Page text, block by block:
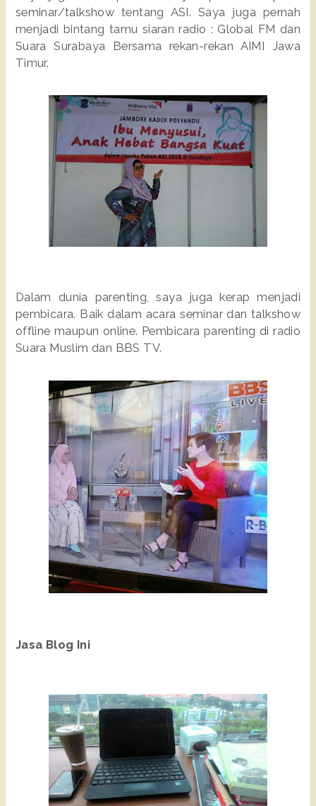
seminar/talkshow tentang ASI. Saya juga pernah
menjadi bintang tamu siaran radio : Global FM dan
Suara Surabaya Bersama rekan-rekan AIMI Jawa
Timur.
Dalam dunia parenting, saya juga kerap menjadi
pembicara. Baik dalam acara seminar dan talkshow
offline maupun online. Pembicara parenting di radio
Suara Muslim dan BBS TV.
Jasa Blog Ini